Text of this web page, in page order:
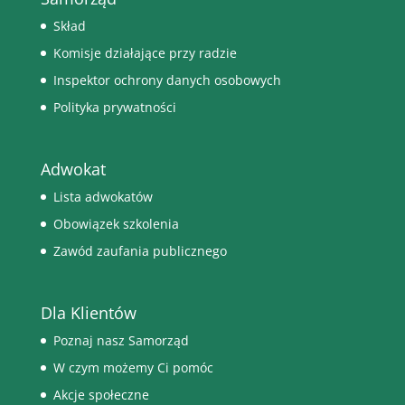
Skład
Komisje działające przy radzie
Inspektor ochrony danych osobowych
Polityka prywatności
Adwokat
Lista adwokatów
Obowiązek szkolenia
Zawód zaufania publicznego
Dla Klientów
Poznaj nasz Samorząd
W czym możemy Ci pomóc
Akcje społeczne